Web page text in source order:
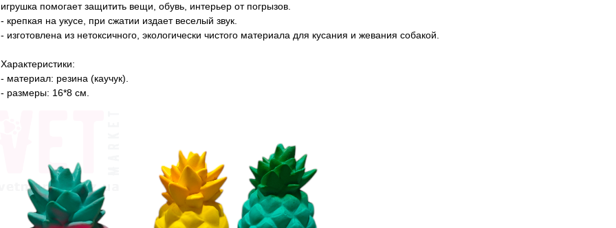
игрушка помогает защитить вещи, обувь, интерьер от погрызов.
- крепкая на укусе, при сжатии издает веселый звук.
- изготовлена ​​из нетоксичного, экологически чистого материала для кусания и жевания собакой.
Характеристики:
- материал: резина (каучук).
- размеры: 16*8 см.